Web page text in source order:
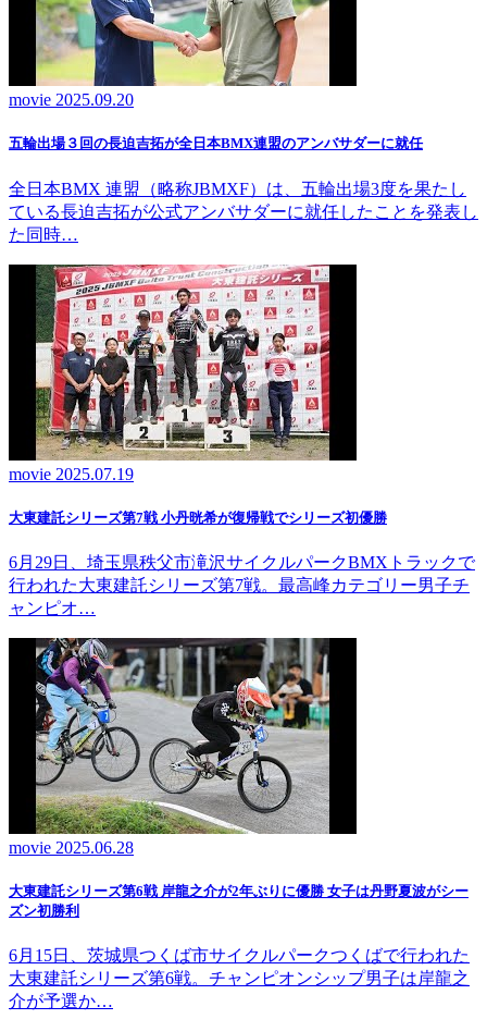
movie 2025.09.20
五輪出場３回の長迫吉拓が全日本BMX連盟のアンバサダーに就任
全日本BMX 連盟（略称JBMXF）は、五輪出場3度を果たし
ている長迫吉拓が公式アンバサダーに就任したことを発表し
た同時…
movie 2025.07.19
大東建託シリーズ第7戦 ⼩丹晄希が復帰戦でシリーズ初優勝
6月29日、埼玉県秩父市滝沢サイクルパークBMXトラックで
行われた大東建託シリーズ第7戦。最高峰カテゴリー男子チ
ャンピオ…
movie 2025.06.28
大東建託シリーズ第6戦 岸龍之介が2年ぶりに優勝 女子は丹野夏波がシー
ズン初勝利
6月15日、茨城県つくば市サイクルパークつくばで行われた
大東建託シリーズ第6戦。チャンピオンシップ男子は岸龍之
介が予選か…